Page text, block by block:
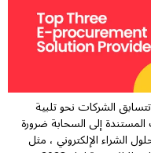
الشركات نحو تلبية
إلى السحابة ضرورة
الشراء الإلكتروني ، مثل